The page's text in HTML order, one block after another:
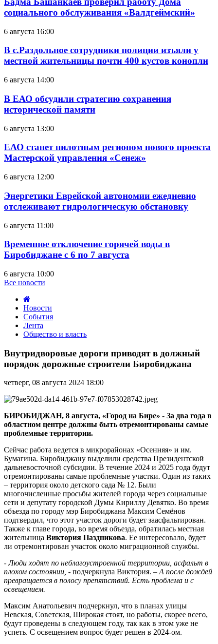
социального обслуживания «Валдгеймский»
6 августа 16:00
В с.Раздольное сотрудники полиции изъяли у
местной жительницы почти 400 кустов конопли
6 августа 14:00
В ЕАО обсудили стратегию сохранения
исторической памяти
6 августа 13:00
ЕАО станет пилотным регионом нового проекта
Мастерской управления «Сенеж»
6 августа 12:00
Энергетики Еврейской автономии ежедневно
отслеживают гидрологическую обстановку
6 августа 11:00
Временное отключение горячей воды в
Биробиджане с 6 по 7 августа
6 августа 10:00
Все новости
Новости
События
Лента
Общество и власть
дороги
приводят
в
порядок
дорожные
строители
Биробиджана
Внутридворовые дороги приводят в должный
порядок дорожные строители Биробиджана
четверг, 08 августа 2024 18:00
БИРОБИДЖАН, 8 августа, «Город на Бире» - За два года в
областном центре должны быть отремонтированы самые
проблемные территории.
Сейчас работа ведется в микрорайонах «Осенняя» и им.
Бумагина. Биробиджану выделили средства Президентской
дальневосточной субсидии. В течение 2024 и 2025 года будут
отремонтированы самые проблемные участки. Один из таких
– территория около детского сада № 12. Были
многочисленные просьбы жителей города через социальные
сети и депутату городской Думы Кириллу Девятко. Во время
объезда по городу мэр Биробиджана Максим Семёнов
подтвердил, что этот участок дороги будет заасфальтирован.
Также к главе города, во время объезда, обратилась местная
жительница Виктория Паздникова. Ее интересовало, будет
ли отремонтирован участок около миграционной службы.
- Люди ходят по неблагоустроенной территории, асфальт в
плохом состоянии, - подчеркнула Виктория. – А после дождей
превращается в полосу препятствий. Есть проблема и с
освещением.
Максим Анатольевич подчеркнул, что в планах улицы
Невская, Советская, Широкая стоят, но работы, скорее всего,
будут проведены в следующем году, так как в этом уже не
успеть. С освещением вопрос будет решен в 2024-ом.